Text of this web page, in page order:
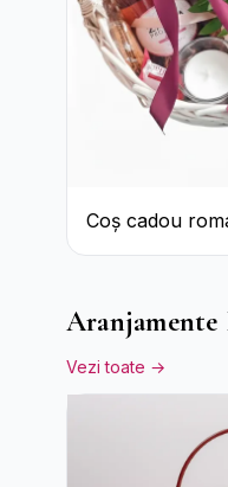
Coș cadou
Aranjamente
Vezi toate →